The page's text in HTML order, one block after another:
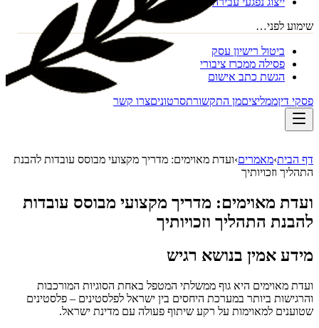
שימוע לפני…
ביטול רישיון עסק
פסילה ממכרז ציבורי
הגשת כתב אישום
פסקי דיןממליציםמן התקשורתסרטוניםצרו קשר
דף הבית›מאמרים›ועדת מאוימים: מדריך מקצועי מבוסס עובדות להבנת
התהליך וזכויותיך
ועדת מאוימים: מדריך מקצועי מבוסס עובדות
להבנת התהליך וזכויותיך
מידע אמין בנושא רגיש
ועדת מאוימים היא גוף ממשלתי המטפל באחת הסוגיות המורכבות
והרגישות ביותר במערכת היחסים בין ישראל לפלסטינים – פלסטינים
שטוענים למאוימות על רקע שיתוף פעולה עם מדינת ישראל.